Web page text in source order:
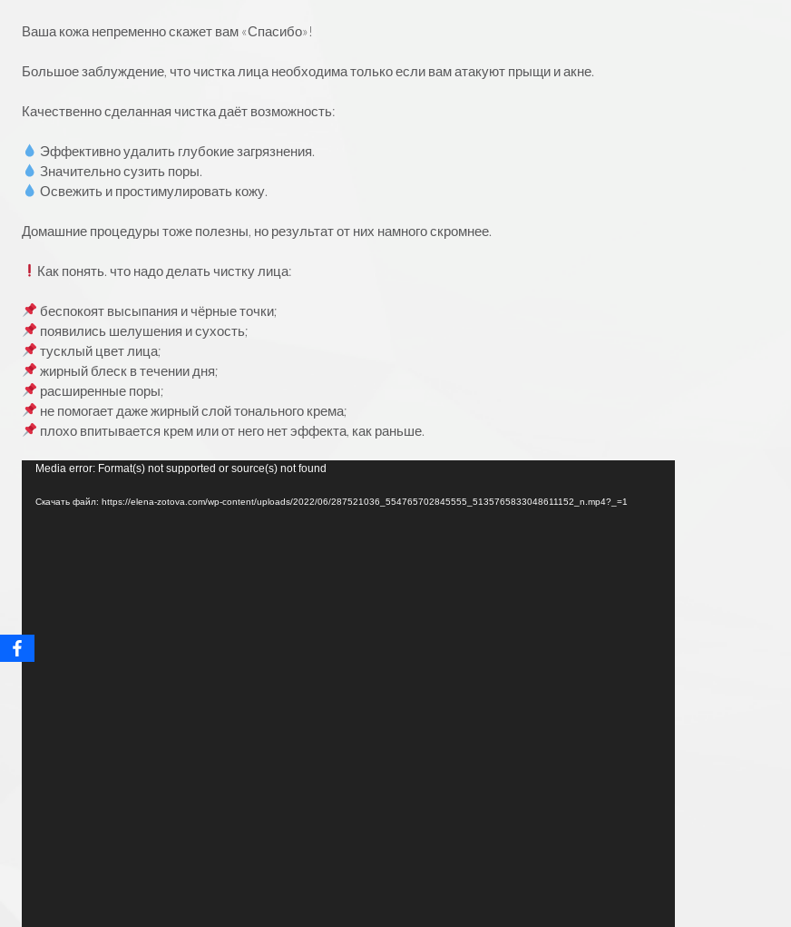
Ваша кожа непременно скажет вам «Спасибо»!
Большое заблуждение, что чистка лица необходима только если вам атакуют прыщи и акне.
Качественно сделанная чистка даёт возможность:
Эффективно удалить глубокие загрязнения.
Значительно сузить поры.
Освежить и простимулировать кожу.
Домашние процедуры тоже полезны, но результат от них намного скромнее.
Как понять. что надо делать чистку лица:
беспокоят высыпания и чёрные точки;
появились шелушения и сухость;
тусклый цвет лица;
жирный блеск в течении дня;
расширенные поры;
не помогает даже жирный слой тонального крема;
плохо впитывается крем или от него нет эффекта, как раньше.
Видеоплеер
Media error: Format(s) not supported or source(s) not found
Скачать файл: https://elena-zotova.com/wp-content/uploads/2022/06/287521036_554765702845555_5135765833048611152_n.mp4?_=1